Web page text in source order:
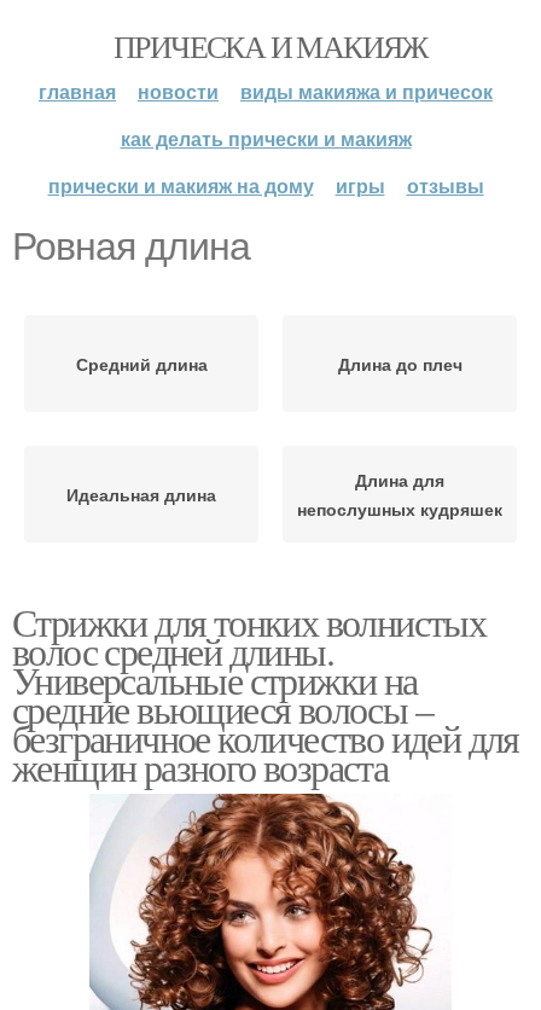
ПРИЧЕСКА И МАКИЯЖ
главная новости
виды макияжа и причесок
как делать прически и макияж
прически и макияж на дому
игры отзывы
Ровная длина
Средний длина Длина до плеч
Идеальная длина
Длина для
непослушных кудряшек
Стрижки для тонких волнистых
волос средней длины.
Универсальные стрижки на
средние вьющиеся волосы –
безграничное количество идей для
женщин разного возраста